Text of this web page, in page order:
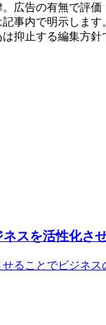
広告の有無で評価
事内で明示します
抑止する編集方針
スを活性化さ
ることでビジネ